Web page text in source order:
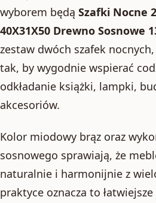
wyborem będą Szafki Nocne
40X31X50 Drewno Sosnowe
zestaw dwóch szafek
tak, by wygodnie wspierać
odkładanie książki, lampki,
akcesoriów.
Kolor miodowy brąz oraz
sosnowego sprawiają, że
naturalnie i harmonijnie z
praktyce oznacza to